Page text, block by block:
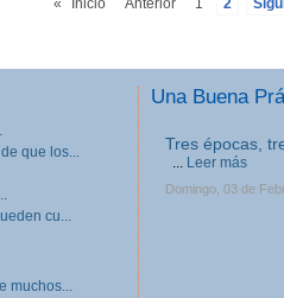
« Inicio Anterior 1 2
que los...
cu...
muchos...
Una Buena
Tres épocas,
... Leer más
Domingo, 03 de